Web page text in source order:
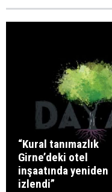
“Kural tanımazlık
Girne’deki otel
inşaatında yeniden
izlendi”